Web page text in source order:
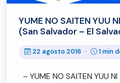
YUME NO SAITEN YUU
(San Salvador – El
22 agosto 2016 · 1 min
– YUME NO SAITEN YUU